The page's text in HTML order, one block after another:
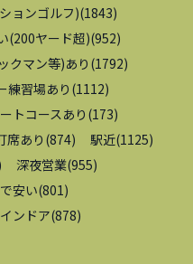
ョンゴルフ)(1843)
(200ヤード超)(952)
クマン等)あり (1792)
練習場あり(1112)
トコースあり (173)
席あり (874) 駅近(1125)
深夜営業(955)
安い(801)
ンドア(878)